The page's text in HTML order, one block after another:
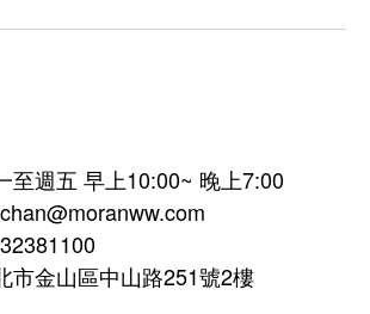
至週五 早上10:00~ 晚上7:00
市金山區中山路251號2樓